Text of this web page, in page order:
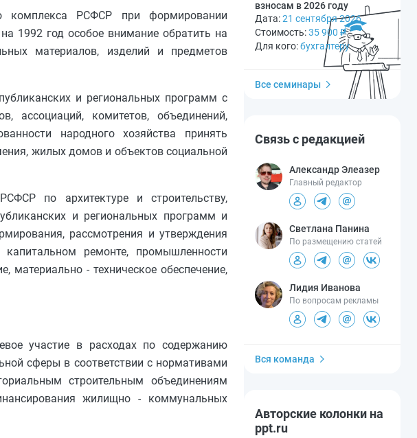
комплекса РСФСР при формировании
1992 год особое внимание обратить на
материалов, изделий и предметов
и региональных программ с
ассоциаций, комитетов, объединений,
народного хозяйства принять
жилых домов и объектов социальной
по архитектуре и строительству,
и региональных программ и
рассмотрения и утверждения
капитальном ремонте, промышленности
материально - техническое обеспечение,
участие в расходах по содержанию
сферы в соответствии с нормативами
строительным объединениям
жилищно - коммунальных
взносам в 2026 году
Дата:21 сентября 2026
Стоимость:35 900 ₽
Для кого:бухгалтеру
Все семинары
Связь с редакцией
Александр Элеазер
Главный редактор
Светлана Панина
По размещению статей
Лидия Иванова
По вопросам рекламы
Вся команда
Авторские колонки на
ppt.ru